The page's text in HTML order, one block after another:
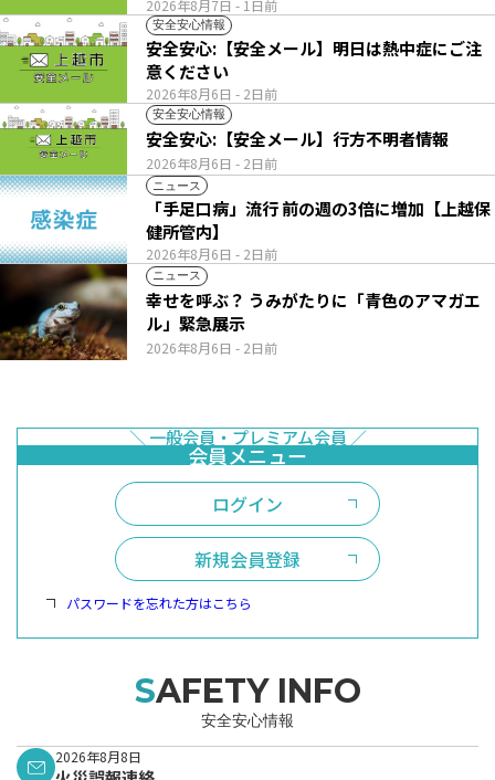
2026年8月7日 - 1日前
安全安心情報
2026年8月6日 - 2日前
安全安心:【安全メール】明日は熱中症にご注
意ください
安全安心情報
2026年8月6日 - 2日前
安全安心:【安全メール】行方不明者情報
ニュース
2026年8月6日 - 2日前
「手足口病」流行 前の週の3倍に増加【上越保
健所管内】
ニュース
2026年8月6日 - 2日前
幸せを呼ぶ？ うみがたりに「青色のアマガエ
ル」緊急展示
ログイン
新規会員登録
パスワードを忘れた方はこちら
SAFETY INFO
安全安心情報
2026年8月8日